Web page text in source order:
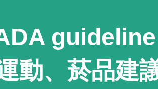
guideline
動、菸品建